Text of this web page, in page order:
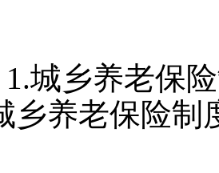
1.城乡养老保
乡养老保险制